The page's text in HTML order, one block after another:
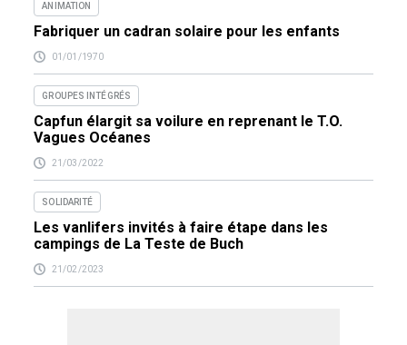
ANIMATION
Fabriquer un cadran solaire pour les enfants
01/01/1970
GROUPES INTÉGRÉS
Capfun élargit sa voilure en reprenant le T.O.
Vagues Océanes
21/03/2022
SOLIDARITÉ
Les vanlifers invités à faire étape dans les
campings de La Teste de Buch
21/02/2023